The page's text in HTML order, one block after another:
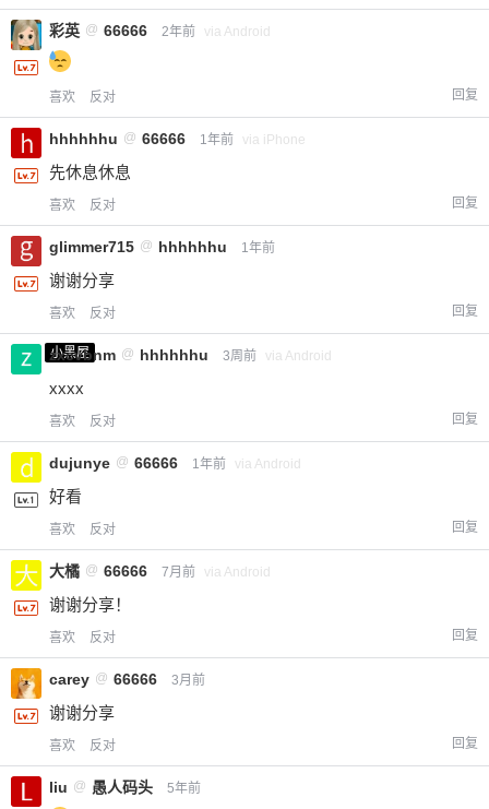
彩英 @ 66666 2年前 via Android
喜欢 反对 回复
hhhhhhu @ 66666 1年前 via iPhone
先休息休息
喜欢 反对 回复
glimmer715 @ hhhhhhu 1年前
谢谢分享
喜欢 反对 回复
小黑屋
zxcvbnm @ hhhhhhu 3周前 via Android
xxxx
喜欢 反对 回复
dujunye @ 66666 1年前 via Android
好看
喜欢 反对 回复
大橘 @ 66666 7月前 via Android
谢谢分享！
喜欢 反对 回复
carey @ 66666 3月前
谢谢分享
喜欢 反对 回复
liu @ 愚人码头 5年前